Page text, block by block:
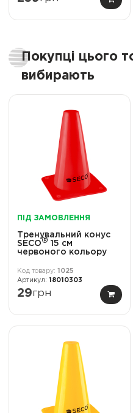
Покупці цього
вибирають
ПІД ЗАМОВЛЕННЯ
Тренувальний конус
SECO® 15 см
червоного кольору
1025
18010303
29грн